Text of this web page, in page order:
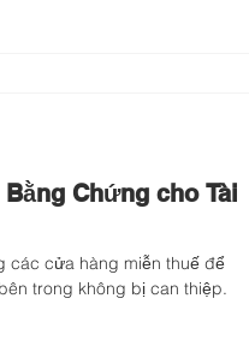
Chứng cho Tài
các cửa hàng miễn thuế để
trong không bị can thiệp.